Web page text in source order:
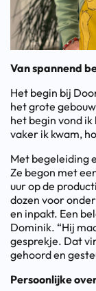
Van spannend
Het begin bij
het grote
het begin vond
vaker ik kwam,
Met begeleiding
Ze begon met
uur op de
dozen voor
en inpakt. Een
Dominik. “Hij
gesprekje. Dat
gehoord en
Persoonlijke